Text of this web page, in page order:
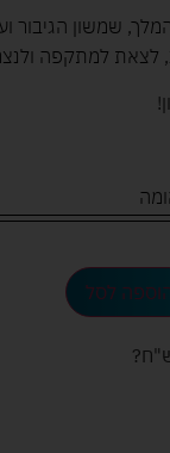
שמשון הגיבור
לצאת למתקפה
לסל
?